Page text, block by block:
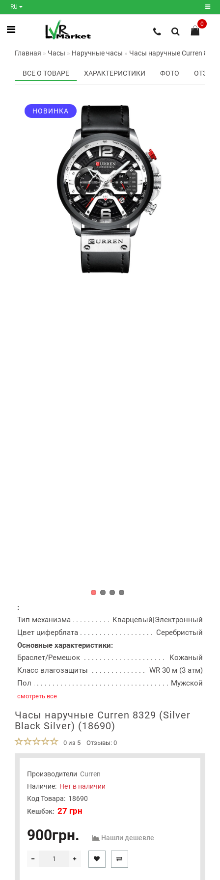
RU
Регистрация
Авторизация
Мои
закладки0
0
Главная Часы Наручные часы Часы наручные Curren 8329
ВСЕ О ТОВАРЕ ХАРАКТЕРИСТИКИ ФОТО
НОВИНКА
:
Тип механизма
Кварцевый|Электронный
Цвет циферблата
Серебристый
Основные характеристики:
Браслет/Ремешок
Кожаный
Класс влагозащиты
WR 30 м (3 атм)
Пол
Мужской
смотреть все
Часы наручные Curren 8329 (Silver
Black Silver) (18690)
0 из 5 Отзывы: 0
Производители Curren
Наличие: Нет в наличии
Код Товара: 18690
Кешбэк: 27 грн
900грн. Нашли дешевле